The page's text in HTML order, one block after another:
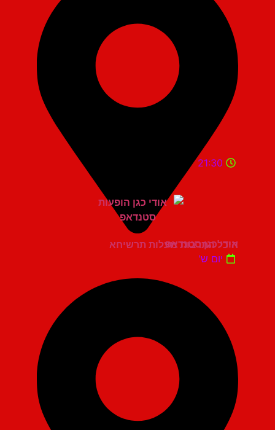
היכל התרבות מעלות תרשיחא
21:30
אודי כגן סטנדאפ
יום ש'